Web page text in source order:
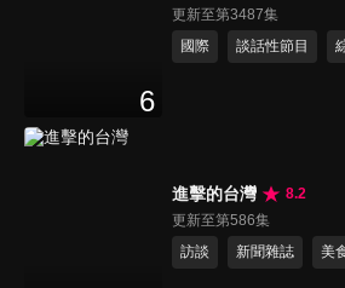
6
更新至第3487集
國際
談話性節目
進擊的台灣
8.2
更新至第586集
訪談
新聞雜誌 美